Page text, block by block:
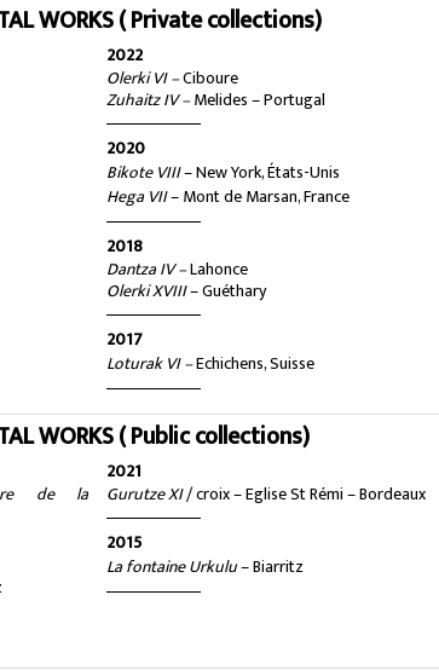
WORKS ( Private collections)
2022
Olerki VI –Ciboure
Zuhaitz IV –Melides – Portugal
2020
Bikote VIII– New York, États-Unis
Hega VII– Mont de Marsan, France
2018
Dantza IV –Lahonce
Olerki XVIII– Guéthary
2017
Loturak VI –Echichens, Suisse
WORKS ( Public collections)
de la
2021
Gurutze XI/ croix – Eglise St Rémi – Bordeaux
2015
La fontaine Urkulu– Biarritz